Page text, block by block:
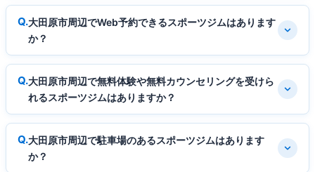
大田原市周辺でWeb予約できるスポーツジムはあります
か？
大田原市周辺で無料体験や無料カウンセリングを受けら
れるスポーツジムはありますか？
大田原市周辺で駐車場のあるスポーツジムはあります
か？